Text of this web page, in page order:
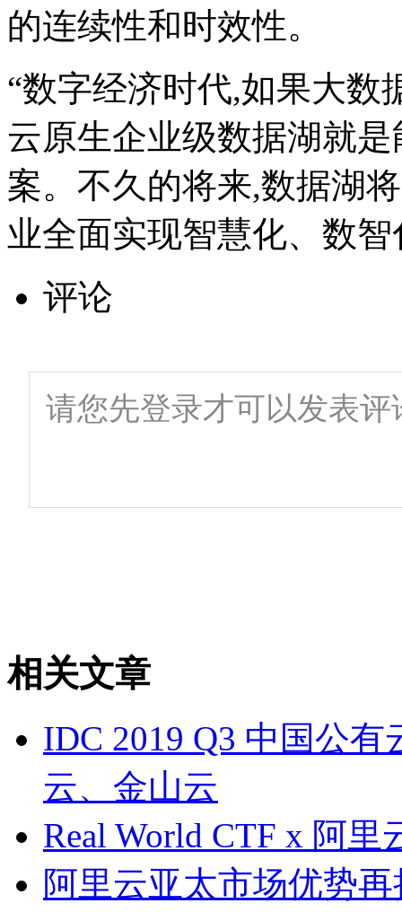
的连续性和时效性。
“数字经济时代,如果大数
云原生企业级数据湖就
案。不久的将来,数据湖
业全面实现智慧化、数
评论
相关文章
IDC 2019 Q3 中国公
云、金山云
Real World CTF x 阿
阿里云亚太市场优势